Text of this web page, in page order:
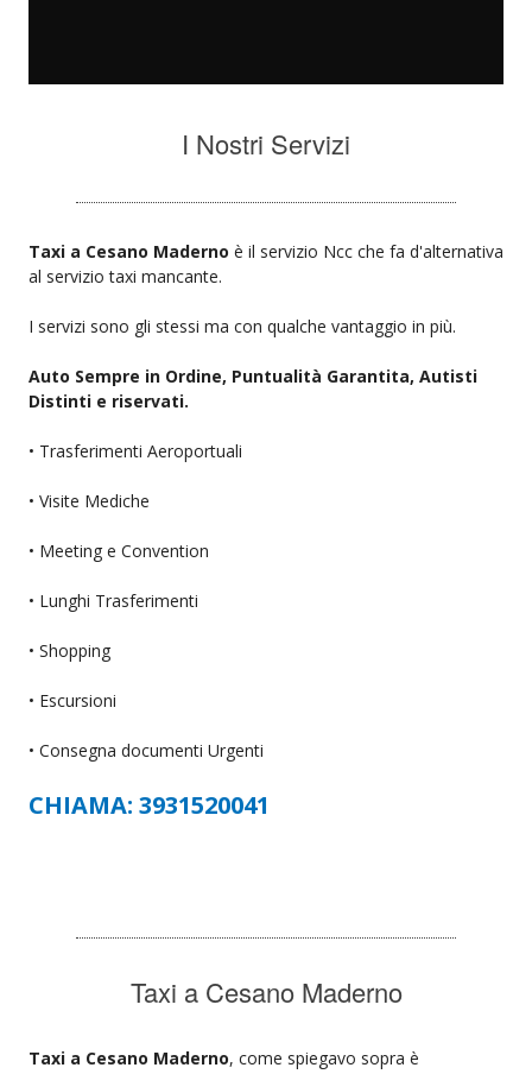
I Nostri Servizi
Taxi a Cesano Maderno è il servizio Ncc che fa d'alternativa
al servizio taxi mancante.
I servizi sono gli stessi ma con qualche vantaggio in più.
Auto Sempre in Ordine, Puntualità Garantita, Autisti
Distinti e riservati.
• Trasferimenti Aeroportuali
• Visite Mediche
• Meeting e Convention
• Lunghi Trasferimenti
• Shopping
• Escursioni
• Consegna documenti Urgenti
CHIAMA: 3931520041
Taxi a Cesano Maderno
Taxi a Cesano Maderno, come spiegavo sopra è